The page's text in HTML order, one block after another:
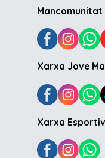
Mancomunitat
Xarxa Jove
Xarxa